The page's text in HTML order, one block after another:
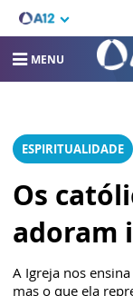
MENU
ESPIRITUALIDADE
Os
adoram
A Igreja nos
mas o que ela